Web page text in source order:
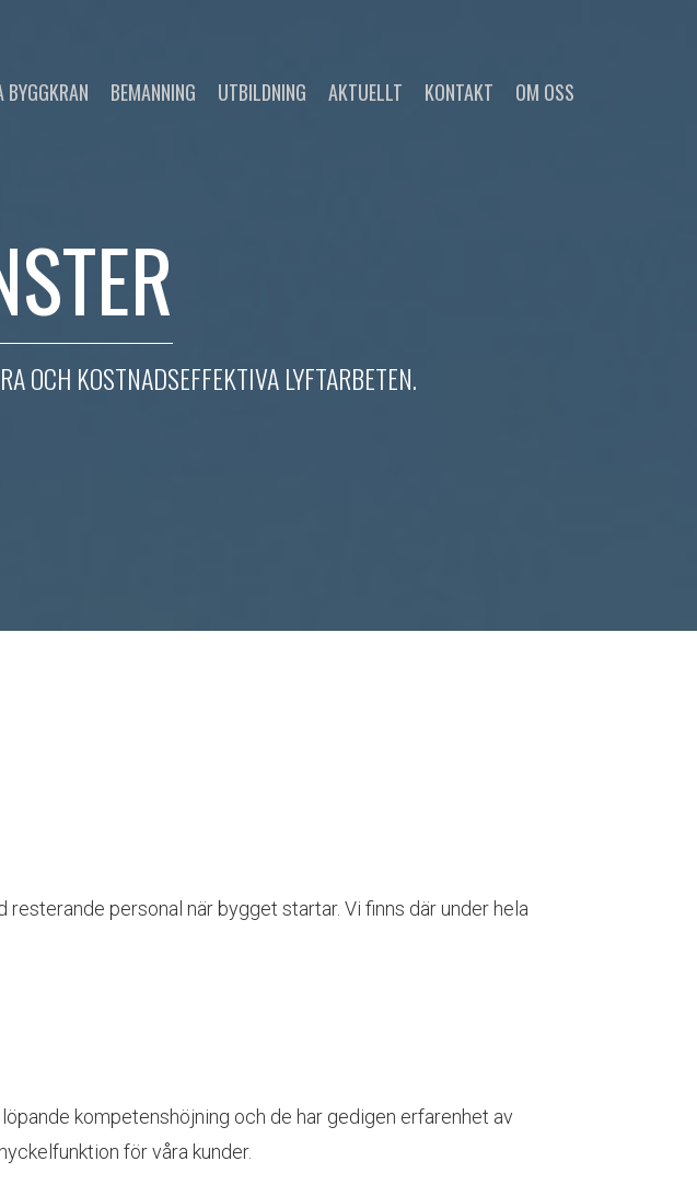
OCH KOSTNADSEFFEKTIVA LYFTARBETEN.
BYGGKRAN BEMANNING UTBILDNING AKTUELLT KONTAKT OM OSS
personal när bygget startar. Vi finns där under hela
kompetenshöjning och de har gedigen erfarenhet av
för våra kunder.